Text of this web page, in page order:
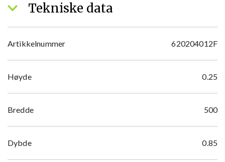
Tekniske data
Artikkelnummer 620204012F
Høyde 0.25
Bredde 500
Dybde 0.85